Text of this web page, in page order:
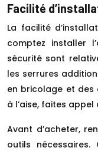
Facilité
La facilité
comptez installer
sécurité sont
les serrures
en bricolage et des
à l’aise, faites
Avant d’acheter,
outils